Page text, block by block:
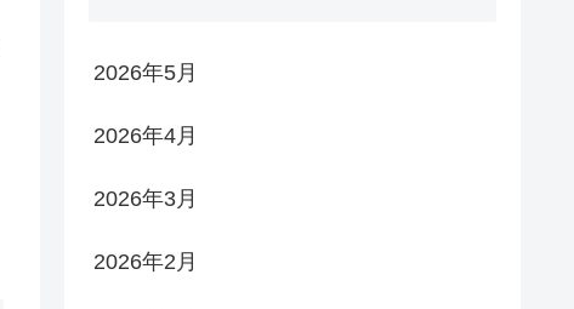
2026年5月
2026年4月
2026年3月
2026年2月